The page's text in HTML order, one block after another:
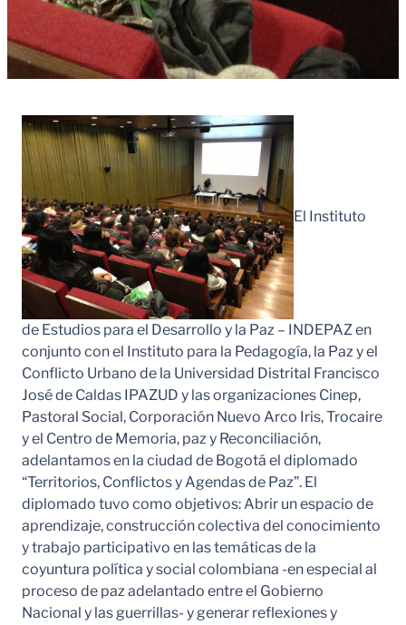
El Instituto
de Estudios para el Desarrollo y la Paz – INDEPAZ en
conjunto con el Instituto para la Pedagogía, la Paz y el
Conflicto Urbano de la Universidad Distrital Francisco
José de Caldas IPAZUD y las organizaciones Cinep,
Pastoral Social, Corporación Nuevo Arco Iris, Trocaire
y el Centro de Memoria, paz y Reconciliación,
adelantamos en la ciudad de Bogotá el diplomado
“Territorios, Conflictos y Agendas de Paz”. El
diplomado tuvo como objetivos: Abrir un espacio de
aprendizaje, construcción colectiva del conocimiento
y trabajo participativo en las temáticas de la
coyuntura política y social colombiana -en especial al
proceso de paz adelantado entre el Gobierno
Nacional y las guerrillas- y generar reflexiones y